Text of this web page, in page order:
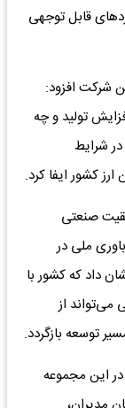
قابل توجهی
شرکت افزود:
تولید و چه
شرایط
کشور ایفا کرد.
صنعتی
ملی در
داد که کشور با
از
توسعه بازگردد.
این مجموعه